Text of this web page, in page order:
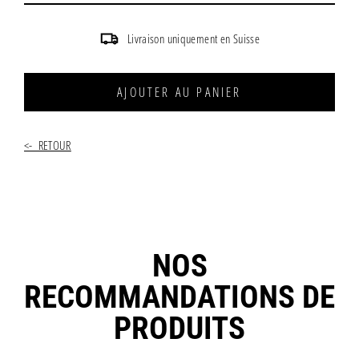
Livraison uniquement en Suisse
AJOUTER AU PANIER
<- RETOUR
NOS
RECOMMANDATIONS DE
PRODUITS